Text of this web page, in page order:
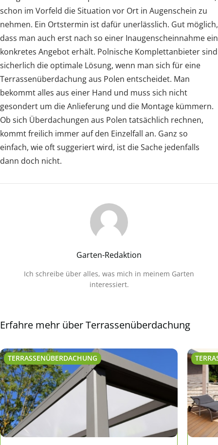
schon im Vorfeld die Situation vor Ort in Augenschein zu
nehmen. Ein Ortstermin ist dafür unerlässlich. Gut möglich,
dass man auch erst nach so einer Inaugenscheinnahme ein
konkretes Angebot erhält. Polnische Komplettanbieter sind
sicherlich die optimale Lösung, wenn man sich für eine
Terrassenüberdachung aus Polen entscheidet. Man
bekommt alles aus einer Hand und muss sich nicht
gesondert um die Anlieferung und die Montage kümmern.
Ob sich Überdachungen aus Polen tatsächlich rechnen,
kommt freilich immer auf den Einzelfall an. Ganz so
einfach, wie oft suggeriert wird, ist die Sache jedenfalls
dann doch nicht.
Garten-Redaktion
Ich schreibe über alles, was mich in meinem Garten
interessiert.
Erfahre mehr über Terrassenüberdachung
TERRASSENÜBERDACHUNG